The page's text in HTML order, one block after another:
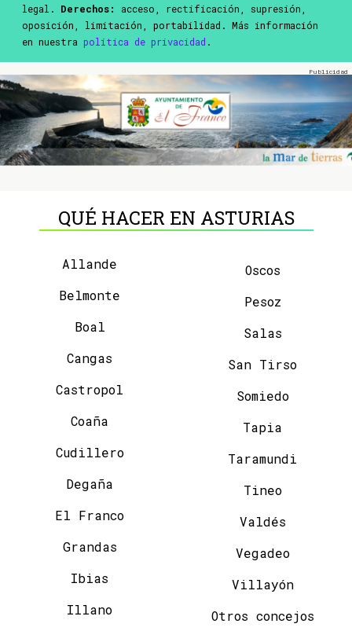
legal. Derechos:
acceso, rectificación, supresión,
oposición, limitación, portabilidad. Más información
en nuestra política de privacidad .
QUÉ HACER EN ASTURIAS
Allande
Belmonte
Boal
Cangas
Castropol
Coaña
Cudillero
Degaña
El Franco
Grandas
Ibias
Illano
Oscos
Pesoz
Salas
San Tirso
Somiedo
Tapia
Taramundi
Tineo
Valdés
Vegadeo
Villayón
Otros concejos